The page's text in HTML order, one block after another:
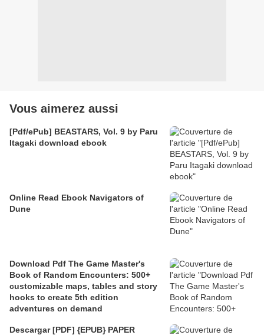
Vous aimerez aussi
[Pdf/ePub] BEASTARS, Vol. 9 by Paru
Itagaki download ebook
Online Read Ebook Navigators of
Dune
Download Pdf The Game Master's
Book of Random Encounters: 500+
customizable maps, tables and story
hooks to create 5th edition
adventures on demand
Descargar [PDF] {EPUB} PAPER